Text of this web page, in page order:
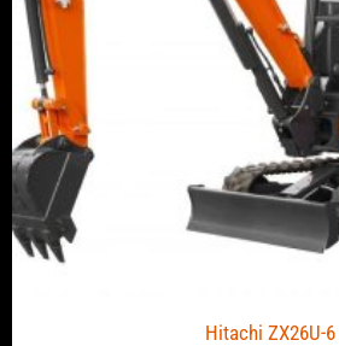
Hitachi ZX26U-6